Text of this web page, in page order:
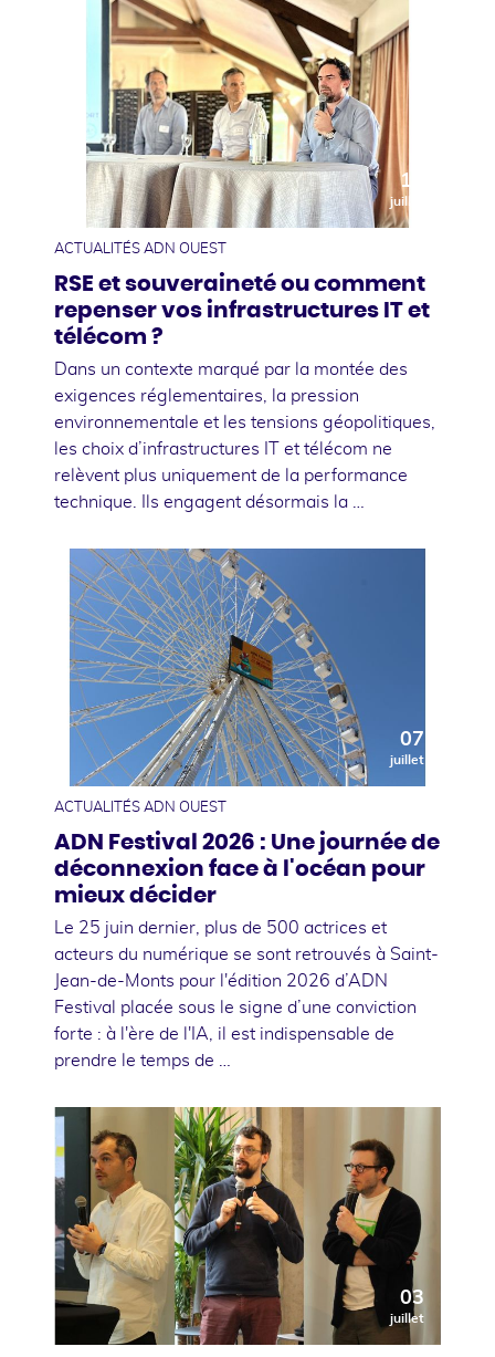
10
juillet
ACTUALITÉS ADN OUEST
RSE et souveraineté ou comment
repenser vos infrastructures IT et
télécom ?
Dans un contexte marqué par la montée des
exigences réglementaires, la pression
environnementale et les tensions géopolitiques,
les choix d’infrastructures IT et télécom ne
relèvent plus uniquement de la performance
technique. Ils engagent désormais la …
07
juillet
ACTUALITÉS ADN OUEST
ADN Festival 2026 : Une journée de
déconnexion face à l'océan pour
mieux décider
Le 25 juin dernier, plus de 500 actrices et
acteurs du numérique se sont retrouvés à Saint-
Jean-de-Monts pour l'édition 2026 d’ADN
Festival placée sous le signe d’une conviction
forte : à l'ère de l'IA, il est indispensable de
prendre le temps de …
03
juillet